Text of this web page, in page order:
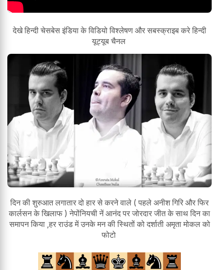
देखे हिन्दी चेसबेस इंडिया के विडियो विश्लेषण और सबस्क्राइब करे हिन्दी
यूट्यूब चैनल
दिन की शुरुआत लगातार दो हार से करने वाले ( पहले अनीश गिरि और फिर
कार्लसन के खिलाफ ) नेपोंनियची नें आनंद पर जोरदार जीत के साथ दिन का
समापन किया ,हर राउंड में उनके मन की स्थितों को दर्शाती अमृता मोकल को
फोटो